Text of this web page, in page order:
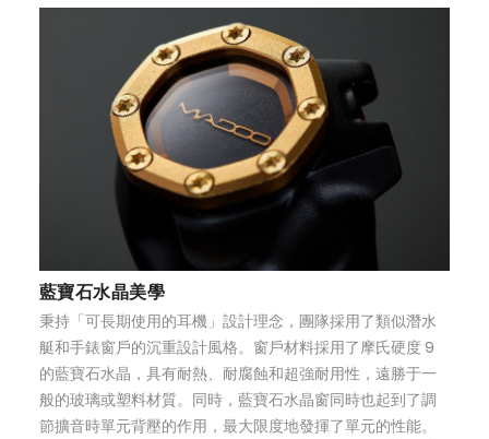
藍寶石水晶美學
秉持「可長期使用的耳機」設計理念，團隊採用了類似潛水
艇和手錶窗戶的沉重設計風格。窗戶材料採用了摩氏硬度 9
的藍寶石水晶，具有耐熱、耐腐蝕和超強耐用性，遠勝于一
般的玻璃或塑料材質。同時，藍寶石水晶窗同時也起到了調
節擴音時單元背壓的作用，最大限度地發揮了單元的性能。